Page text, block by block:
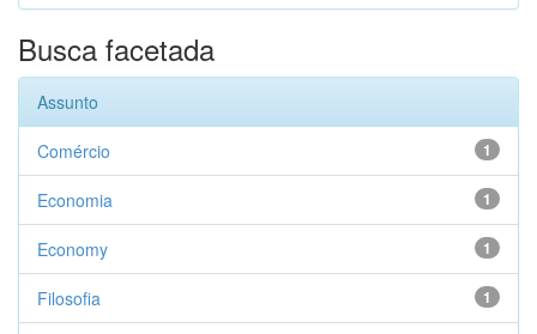
Busca facetada
Assunto
1
Comércio
1
Economia
1
Economy
1
Filosofia